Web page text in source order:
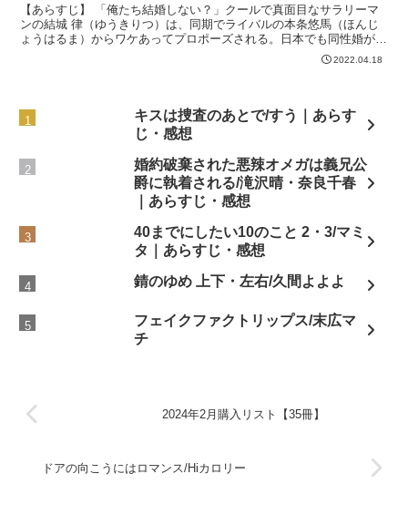
【あらすじ】 「俺たち結婚しない？」クールで真面目なサラリーマ
ンの結城 律（ゆうきりつ）は、同期でライバルの本条悠馬（ほんじ
ょうはるま）からワケあってプロポーズされる。日本でも同性婚が可
能になり、独身の律は周囲から結婚をせかされていた。一方...2022.04.18
キスは捜査のあとで/すう｜あらす
じ・感想
婚約破棄された悪辣オメガは義兄公
爵に執着される/滝沢晴・奈良千春
｜あらすじ・感想
40までにしたい10のこと 2・3/マミ
タ｜あらすじ・感想
錆のゆめ 上下・左右/久間よよよ
フェイクファクトリップス/末広マ
チ
2024年2月購入リスト【35冊】
ドアの向こうにはロマンス/Hiカロリー